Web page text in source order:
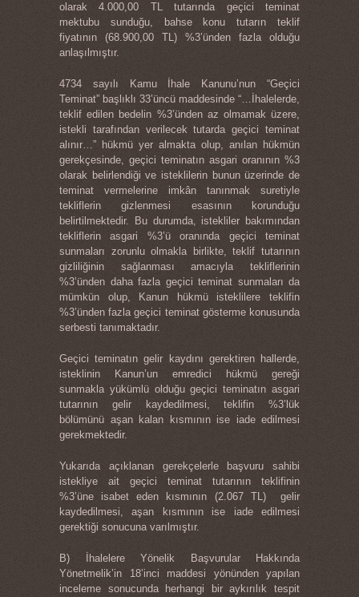
olarak 4.000,00 TL tutarında geçici teminat
mektubu sunduğu, bahse konu tutarın teklif
fiyatının (68.900,00 TL) %3’ünden fazla olduğu
anlaşılmıştır.
4734 sayılı Kamu İhale Kanunu’nun “Geçici
Teminat” başlıklı 33’üncü maddesinde “…İhalelerde,
teklif edilen bedelin %3’ünden az olmamak üzere,
istekli tarafından verilecek tutarda geçici teminat
alınır…” hükmü yer almakta olup, anılan hükmün
gerekçesinde, geçici teminatın asgari oranının %3
olarak belirlendiği ve isteklilerin bunun üzerinde de
teminat vermelerine imkân tanınmak suretiyle
tekliflerin gizlenmesi esasının korunduğu
belirtilmektedir. Bu durumda, istekliler bakımından
tekliflerin asgari %3’ü oranında geçici teminat
sunmaları zorunlu olmakla birlikte, teklif tutarının
gizliliğinin sağlanması amacıyla tekliflerinin
%3’ünden daha fazla geçici teminat sunmaları da
mümkün olup, Kanun hükmü isteklilere teklifin
%3’ünden fazla geçici teminat gösterme konusunda
serbesti tanımaktadır.
Geçici teminatın gelir kaydını gerektiren hallerde,
isteklinin Kanun’un emredici hükmü gereği
sunmakla yükümlü olduğu geçici teminatın asgari
tutarının gelir kaydedilmesi, teklifin %3’lük
bölümünü aşan kalan kısmının ise iade edilmesi
gerekmektedir.
Yukarıda açıklanan gerekçelerle başvuru sahibi
istekliye ait geçici teminat tutarının teklifinin
%3’üne isabet eden kısmının (2.067 TL) gelir
kaydedilmesi, aşan kısmının ise iade edilmesi
gerektiği sonucuna varılmıştır.
B) İhalelere Yönelik Başvurular Hakkında
Yönetmelik’in 18’inci maddesi yönünden yapılan
inceleme sonucunda herhangi bir aykırılık tespit